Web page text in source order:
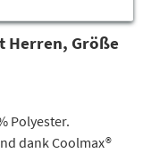
Herren, Größe
Polyester.
dank Coolmax®